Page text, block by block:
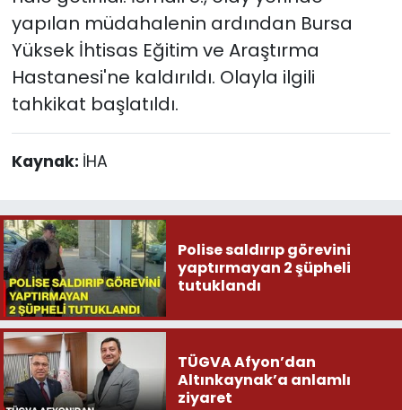
yapılan müdahalenin ardından Bursa
Yüksek İhtisas Eğitim ve Araştırma
Hastanesi'ne kaldırıldı. Olayla ilgili
tahkikat başlatıldı.
Kaynak: İHA
Polise saldırıp görevini
yaptırmayan 2 şüpheli
tutuklandı
TÜGVA Afyon’dan
Altınkaynak’a anlamlı
ziyaret